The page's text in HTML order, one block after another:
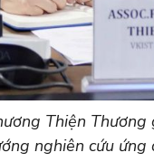
Thiện
nghiên cứu ứng